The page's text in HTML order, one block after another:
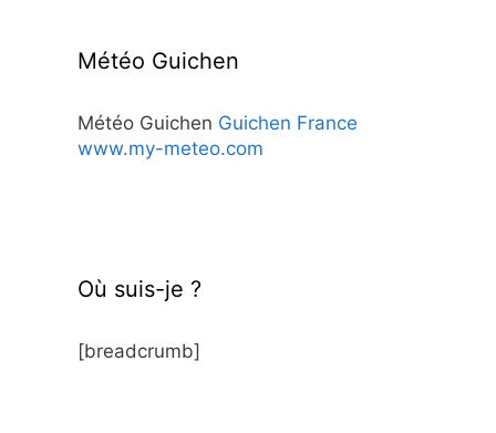
Météo Guichen
Météo Guichen Guichen France
www.my-meteo.com
Où suis-je ?
[breadcrumb]